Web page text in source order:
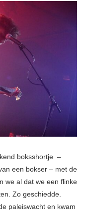
boksshortje –
een bokser – met de
we al dat we een flinke
Zo geschiedde.
paleiswacht en kwam